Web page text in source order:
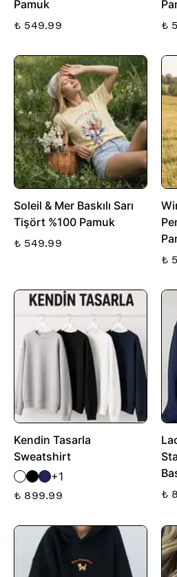
Pamuk
₺ 549.99 ₺
Soleil & Mer Baskılı Sarı
Tişört %100 Pamuk
₺ 549.99
₺
Kendin Tasarla
Sweatshirt
+1
₺ 899.99 ₺